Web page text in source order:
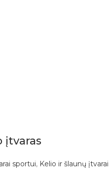
įtvaras
sportui, Kelio ir šlaunų įtvarai